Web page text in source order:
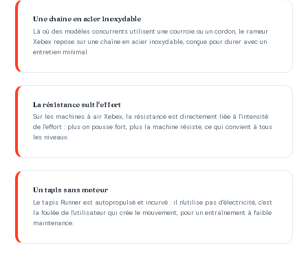
Une chaîne en acier inoxydable
Là où des modèles concurrents utilisent une courroie ou un cordon, le rameur
Xebex repose sur une chaîne en acier inoxydable, conçue pour durer avec un
entretien minimal.
La résistance suit l'effort
Sur les machines à air Xebex, la résistance est directement liée à l'intensité
de l'effort : plus on pousse fort, plus la machine résiste, ce qui convient à tous
les niveaux.
Un tapis sans moteur
Le tapis Runner est autopropulsé et incurvé : il n'utilise pas d'électricité, c'est
la foulée de l'utilisateur qui crée le mouvement, pour un entraînement à faible
maintenance.